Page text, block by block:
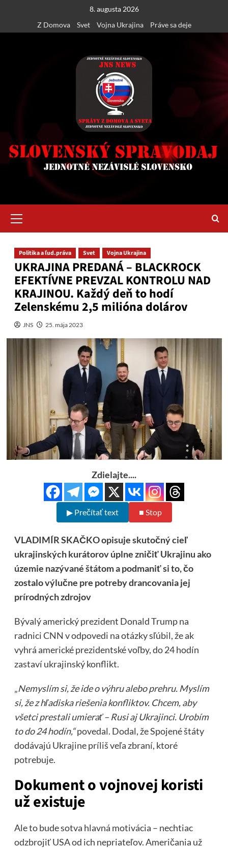
content
8. augusta 2026
Z Domova
Svet Vojna Ukrajina Práve sa deje
Menu
Politika a ľud.práva Svet Vojna Ukrajina
UKRAJINA PREDANÁ – BLACKROCK
EFEKTÍVNE PREVZAL KONTROLU NAD
KRAJINOU. Každý deň to hodí
Zelenskému 2,5 milióna dolárov
JNS 25. mája 2023
Zdielajte....
▶ Prečítať text ■ Stop
VLADIMÍR SKAČKO opisuje skutočný cieľ
ukrajinských kurátorov úplne zničiť Ukrajinu ako
územie nazývané štátom a podmaniť si to, čo
zostalo výlučne pre potreby drancovania jej
prírodných zdrojov
Bývalý americký prezident Donald Trump na
radnici CNN v odpovedi na otázky sľúbil, že ak
vyhrá americké prezidentské voľby, do 24 hodín
zastaví ukrajinský konflikt.
„Nemyslím si, že ide o výhru alebo prehru. Myslím
si, že z hľadiska riešenia konfliktov. Chcem, aby
všetci prestali umierať – Rusi aj Ukrajinci. Urobím
to do 24 hodín,“povedal. Dodal, že Spojené štáty
dodávajú Ukrajine príliš veľa zbraní, ktoré
potrebuje.
Dokument o vojnovej koristi
už existuje
Ale to bude sotva hlavná motivácia – nechtiac
odzbrojiť USA od ich nepriateľov. Američania už